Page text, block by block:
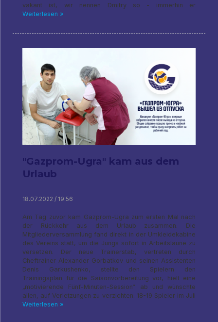
vakant ist, wir nennen Dmitry so - immerhin er
Weiterlesen »
"Gazprom-Ugra" kam aus dem
Urlaub
18.07.2022 / 19:56
Am Tag zuvor kam Gazprom-Ugra zum ersten Mal nach
der Rückkehr aus dem Urlaub zusammen. Die
Mitgliederversammlung fand direkt in der Umkleidekabine
des Vereins statt, um die Jungs sofort in Arbeitslaune zu
versetzen. Der neue Trainerstab, vertreten durch
Cheftrainer Alexander Gorbatkov und seinen Assistenten
Denis Garkushenko, stellte den Spielern den
Trainingsplan für die Saisonvorbereitung vor, hielt eine
„motivierende Fünf-Minuten-Session“ ab und wünschte
allen, auf Verletzungen zu verzichten. 18-19 Spieler im Juli
Weiterlesen »